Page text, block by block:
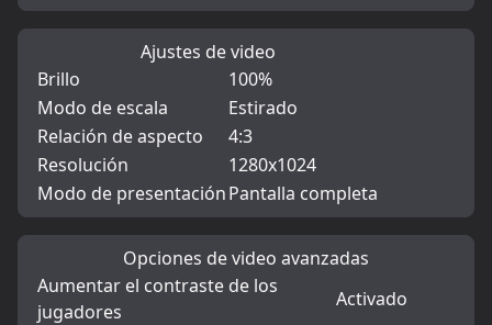
Ajustes de video
Brillo
100%
Modo de escala
Estirado
Relación de aspecto
4:3
Resolución
1280x1024
Modo de presentaciónPantalla completa
Opciones de video avanzadas
Aumentar el contraste de los
jugadores
Activado